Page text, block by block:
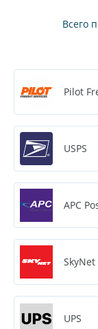
Всего
Pilot
USPS
APC
SkyNet
UPS